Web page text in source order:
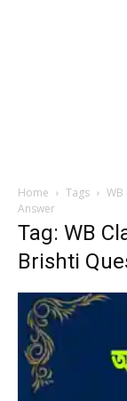
Home Tags
Answer
Tag: WB
Brishti